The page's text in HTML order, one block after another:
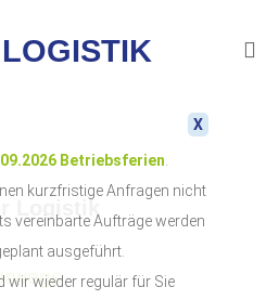
Betriebsferien
kurzfristige Anfragen nicht
vereinbarte Aufträge werden
ausgeführt.
wir wieder regulär für Sie
X
Logistik